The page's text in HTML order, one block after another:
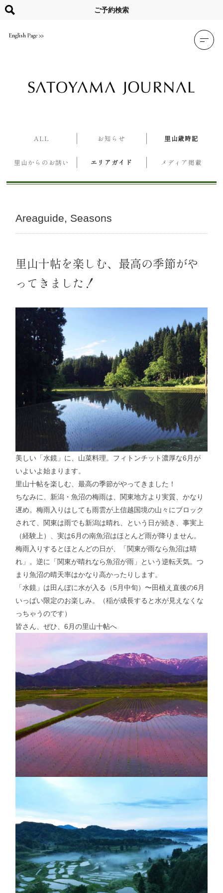
content
English Page
ご予約検索
ALL お知らせ 里山歳時記
里山からのお誘い エリアガイド メディア掲載
Areaguide Seasons
里山十帖を楽しむ、最高の季節がや
ってきました！
美しい「水鏡」に、山菜料理。フィトンチット濃厚な6月が
いよいよ始まります。
里山十帖を楽しむ、最高の季節がやってきました！
ちなみに、新潟・魚沼の梅雨は、関東地方より実質、かなり
遅め。梅雨入りはしても雨雲が上信越国境の山々にブロック
されて、関東は雨でも新潟は晴れ、という日が続き、事実上
（経験上）、実は6月の南魚沼はほとんど雨が降りません。
梅雨入りするとほとんどの日が、「関東が雨なら魚沼は晴
れ」。逆に「関東が晴れなら魚沼が雨」という逆転天気。つ
まり魚沼の晴天率はかなり高かったりします。
「水鏡」は田んぼに水が入る（5月中旬）〜田植え直後の6月
いっぱい限定のお楽しみ。（稲が成長すると水が見えなくな
っちゃうのです）
皆さん、ぜひ、6月の里山十帖へ